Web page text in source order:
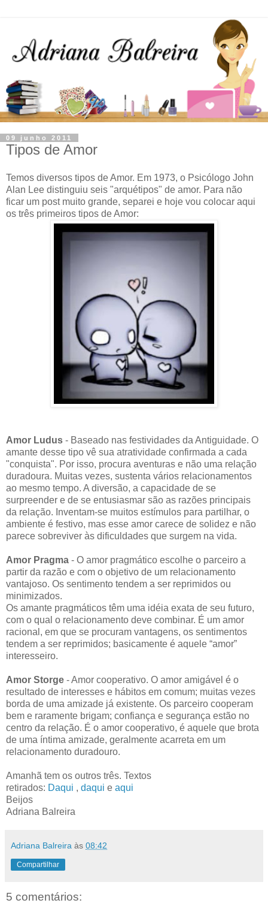
09 junho 2011
Tipos de Amor
Temos diversos tipos de Amor. Em 1973, o Psicólogo John
Alan Lee distinguiu seis "arquétipos" de amor. Para não
ficar um post muito grande, separei e hoje vou colocar aqui
os três primeiros tipos de Amor:
Amor Ludus - Baseado nas festividades da Antiguidade. O
amante desse tipo vê sua atratividade confirmada a cada
"conquista". Por isso, procura aventuras e não uma relação
duradoura. Muitas vezes, sustenta vários relacionamentos
ao mesmo tempo. A diversão, a capacidade de se
surpreender e de se entusiasmar são as razões principais
da relação. Inventam-se muitos estímulos para partilhar, o
ambiente é festivo, mas esse amor carece de solidez e não
parece sobreviver às dificuldades que surgem na vida.
Amor Pragma - O amor pragmático escolhe o parceiro a
partir da razão e com o objetivo de um relacionamento
vantajoso. Os sentimento tendem a ser reprimidos ou
minimizados.
Os amante pragmáticos têm uma idéia exata de seu futuro,
com o qual o relacionamento deve combinar. É um amor
racional, em que se procuram vantagens, os sentimentos
tendem a ser reprimidos; basicamente é aquele “amor”
interesseiro.
Amor Storge - Amor cooperativo. O amor amigável é o
resultado de interesses e hábitos em comum; muitas vezes
borda de uma amizade já existente. Os parceiro cooperam
bem e raramente brigam; confiança e segurança estão no
centro da relação. É o amor cooperativo, é aquele que brota
de uma íntima amizade, geralmente acarreta em um
relacionamento duradouro.
Amanhã tem os outros três. Textos
retirados: Daqui , daqui e aqui
Beijos
Adriana Balreira
Adriana Balreira às 08:42
Compartilhar
5 comentários: